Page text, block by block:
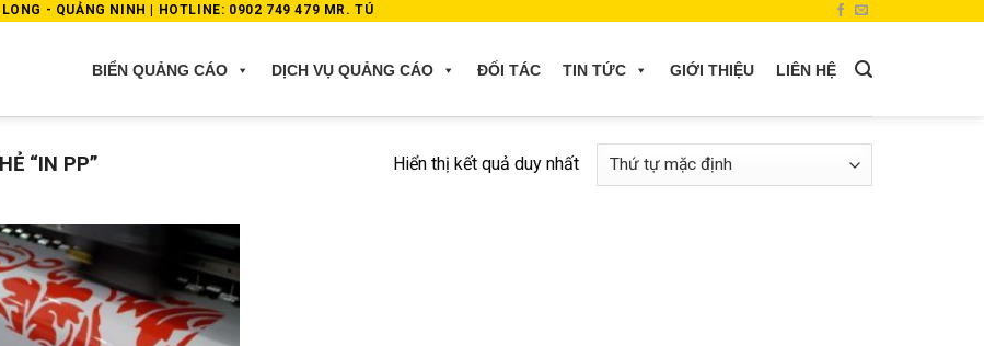
- QUẢNG NINH | HOTLINE: 0902 749 479 MR. TÚ
BIỂN QUẢNG CÁO DỊCH VỤ QUẢNG CÁO ĐỐI TÁC TIN TỨC GIỚI THIỆU LIÊN HỆ
“IN PP” Hiển thị kết quả duy nhất